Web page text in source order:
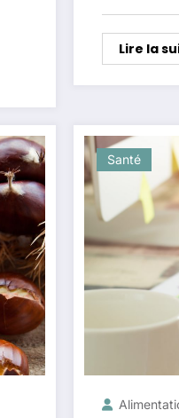
Lire la
Santé